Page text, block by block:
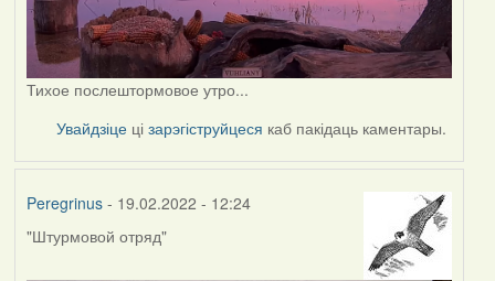
Тихое послештормовое утро...
Увайдзіце цізарэгіструйцеся каб пакідаць каментары.
Peregrinus- 19.02.2022 - 12:24
"Штурмовой отряд"